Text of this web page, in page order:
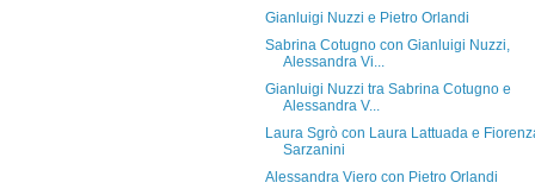
Gianluigi Nuzzi e Pietro Orlandi
Sabrina Cotugno con Gianluigi Nuzzi,
Alessandra Vi...
Gianluigi Nuzzi tra Sabrina Cotugno e
Alessandra V...
Laura Sgrò con Laura Lattuada e
Sarzanini
Alessandra Viero con Pietro Orlandi